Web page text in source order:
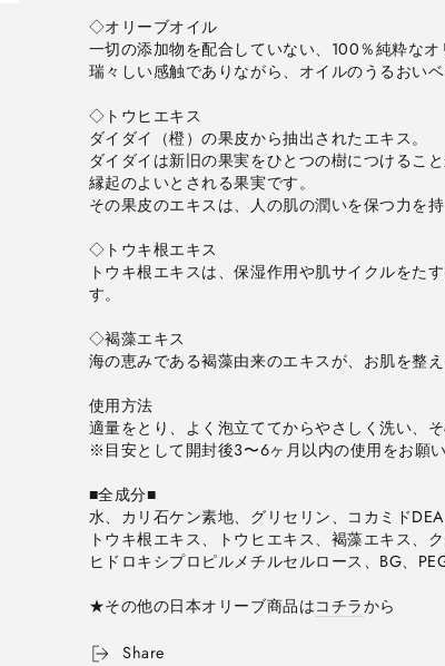
ボ
デ
シ
ャ
ン
プ
ー
日
本
オ
リ
ー
0400-
017
の
量
を
減
ら
ボ
デ
シ
ャ
ン
プ
ー
日
本
ー
017
の
を
増
や
◇オリーブオイル
一切の添加物を配合していない、100％純粋なオ
瑞々しい感触でありながら、オイルのうるおい
◇トウヒエキス
ダイダイ（橙）の果皮から抽出されたエキス。
ダイダイは新旧の果実をひとつの樹につけるこ
縁起のよいとされる果実です。
その果皮のエキスは、人の肌の潤いを保つ力を持
◇トウキ根エキス
トウキ根エキスは、保湿作用や肌サイクルをた
す。
◇褐藻エキス
海の恵みである褐藻由来のエキスが、お肌を整え
使用方法
適量をとり、よく泡立ててからやさしく洗い、
※目安として開封後3〜6ヶ月以内の使用をお願い
■全成分■
水、カリ石ケン素地、グリセリン、コカミド
トウキ根エキス、トウヒエキス、褐藻エキス、
ヒドロキシプロピルメチルセルロース、BG、
★その他の日本オリーブ商品はコチラから
Share